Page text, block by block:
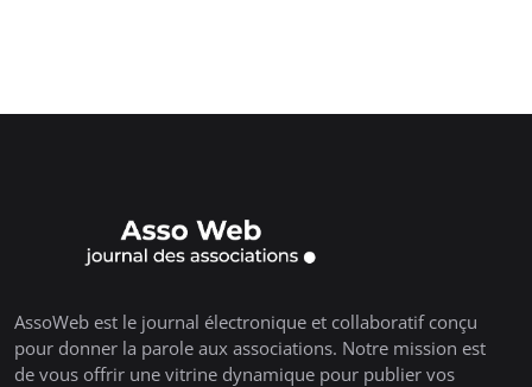
AssoWeb est le journal électronique et collaboratif conçu
pour donner la parole aux associations. Notre mission est
de vous offrir une vitrine dynamique pour publier vos